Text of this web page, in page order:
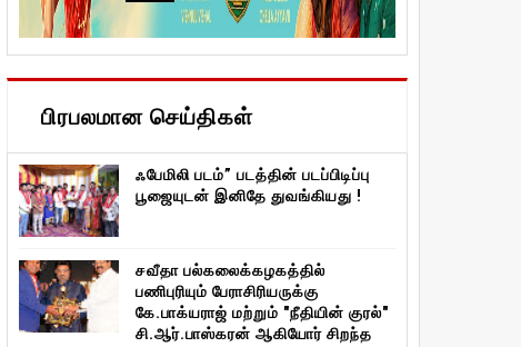
பிரபலமான செய்திகள்
ஃபேமிலி படம்” படத்தின் படப்பிடிப்பு
பூஜையுடன் இனிதே துவங்கியது !
சவீதா பல்கலைக்கழகத்தில்
பணிபுரியும் பேராசிரியருக்கு
கே.பாக்யராஜ் மற்றும் "நீதியின் குரல்"
சி.ஆர்.பாஸ்கரன் ஆகியோர் சிறந்த